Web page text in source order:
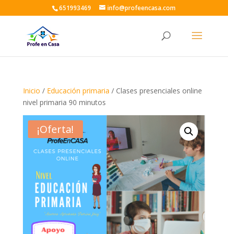
651993469 info@profeencasa.com
Inicio / Educación primaria / Clases presenciales online
nivel primaria 90 minutos
¡Oferta!